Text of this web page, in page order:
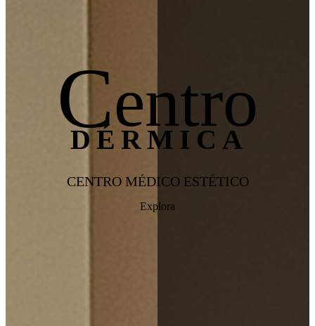
Centro
DÉRMICA
CENTRO MÉDICO ESTÉTICO
Explora